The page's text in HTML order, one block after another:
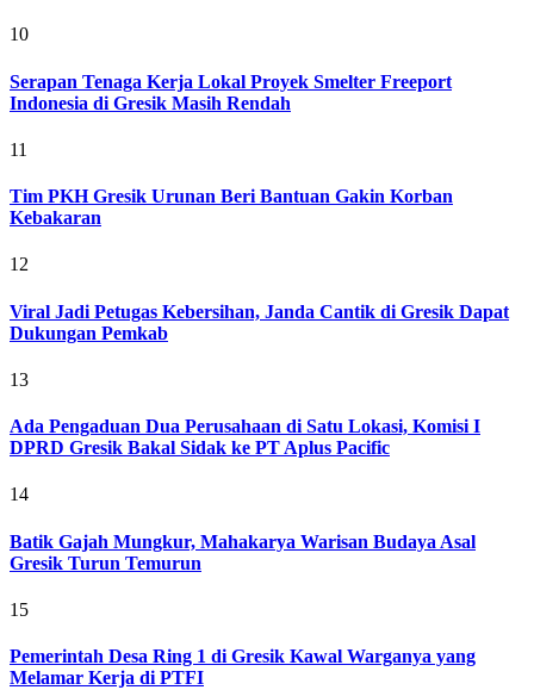
10
Serapan Tenaga Kerja Lokal Proyek Smelter Freeport
Indonesia di Gresik Masih Rendah
11
Tim PKH Gresik Urunan Beri Bantuan Gakin Korban
Kebakaran
12
Viral Jadi Petugas Kebersihan, Janda Cantik di Gresik Dapat
Dukungan Pemkab
13
Ada Pengaduan Dua Perusahaan di Satu Lokasi, Komisi I
DPRD Gresik Bakal Sidak ke PT Aplus Pacific
14
Batik Gajah Mungkur, Mahakarya Warisan Budaya Asal
Gresik Turun Temurun
15
Pemerintah Desa Ring 1 di Gresik Kawal Warganya yang
Melamar Kerja di PTFI